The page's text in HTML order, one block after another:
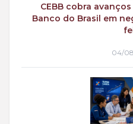
CEBB cobra
Banco do Brasil em
04/